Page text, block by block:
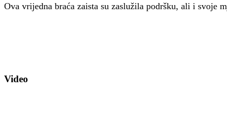
Ova vrijedna braća zaista su zaslužila podršku, ali i svoje
Video